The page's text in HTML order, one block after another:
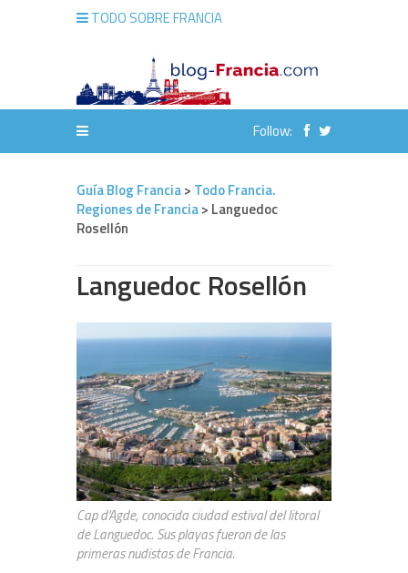
TODO SOBRE FRANCIA
Follow:
Guía Blog Francia> Todo Francia.
Regiones de Francia> Languedoc
Rosellón
Languedoc Rosellón
Cap d'Agde, conocida ciudad estival del litoral
de Languedoc. Sus playas fueron de las
primeras nudistas de Francia.